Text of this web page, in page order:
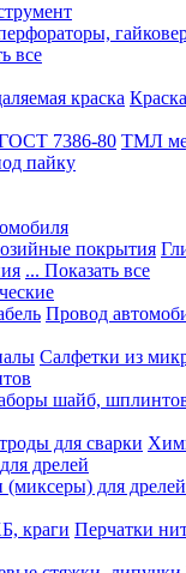
все
краска
7386-80 ТМЛ
пайку
покрытия
... Показать все
Провод
Салфетки из
шайб,
для сварки
дрелей
для дрелей
краги Перчатки